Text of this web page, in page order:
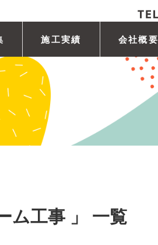
施工実績 会社概要
ム工事 」 一覧